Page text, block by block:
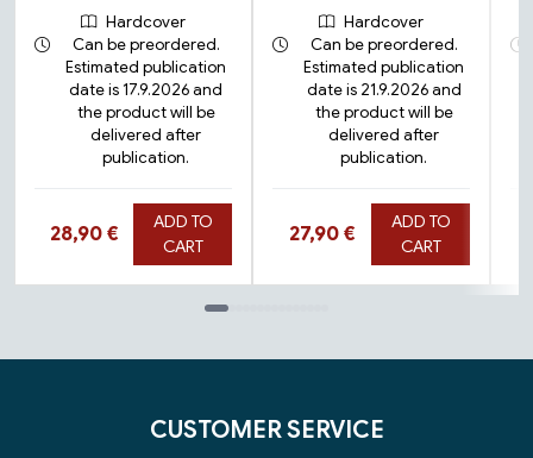
Hardcover
Can be preordered.
Estimated publication
date is 17.9.2026 and
the product will be
delivered after
publication.
Hinta nyt
28,90 €
ADD TO
CART
Hardcover
Can be preordered.
Estimated publication
date is 21.9.2026 and
the product will be
delivered after
publication.
Hinta nyt
27,90 €
ADD TO
CART
CUSTOMER SERVICE